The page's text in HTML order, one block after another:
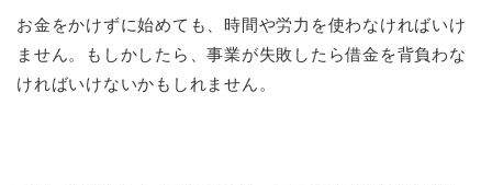
お金をかけずに始めても、時間や労力を使わなければいけ
ません。もしかしたら、事業が失敗したら借金を背負わな
ければいけないかもしれません。